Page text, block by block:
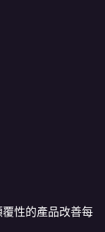
性的產品改善每